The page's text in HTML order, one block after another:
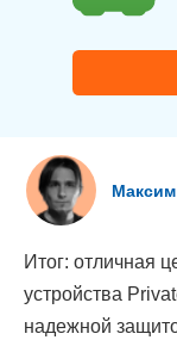
Итог: отличная
устройства
надежной